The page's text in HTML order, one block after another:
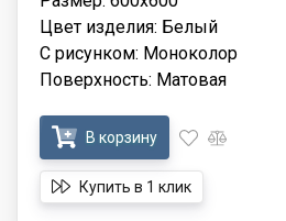
Цвет изделия: Белый
С рисунком: Моноколор
Поверхность: Матовая
В корзину
Купить в 1 клик